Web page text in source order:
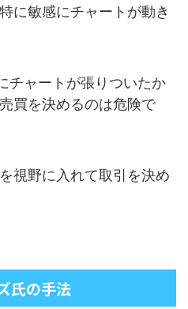
に敏感にチャートが動き
チャートが張りついたか
買を決めるのは危険で
視野に入れて取引を決め
氏の手法